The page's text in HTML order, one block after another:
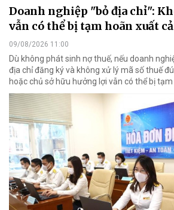
Doanh nghiệp "bỏ địa chỉ":
vẫn có thể bị tạm hoãn xuất
09/08/2026 11:00
Dù không phát sinh nợ thuế, nếu doanh
địa chỉ đăng ký và không xử lý mã số thuế
hoặc chủ sở hữu hưởng lợi vẫn có thể bị